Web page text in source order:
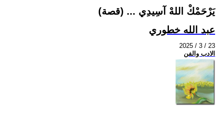
يَرْحَمْكْ اللهْ آسِيدِي ... (قصة)
عبد الله خطوري
2025 / 3 / 23
الادب والفن